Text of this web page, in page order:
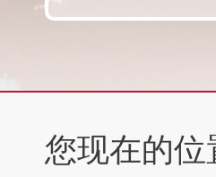
您现在的位